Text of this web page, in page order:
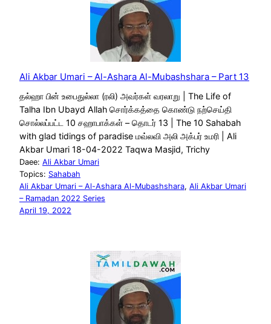
Ali Akbar Umari – Al-Ashara Al-Mubashshara – Part 13
தல்ஹா பின் உபைதுல்லா (ரலி) அவர்கள் வரலாறு | The Life of
Talha Ibn Ubayd Allah சொர்க்கத்தை கொண்டு நற்செய்தி
சொல்லப்பட்ட 10 சஹாபாக்கள் – தொடர் 13 | The 10 Sahabah
with glad tidings of paradise மவ்லவி அலி அக்பர் உமரி | Ali
Akbar Umari 18-04-2022 Taqwa Masjid, Trichy
Daee: Ali Akbar Umari
Topics: Sahabah
Ali Akbar Umari – Al-Ashara Al-Mubashshara, Ali Akbar Umari
– Ramadan 2022 Series
April 19, 2022